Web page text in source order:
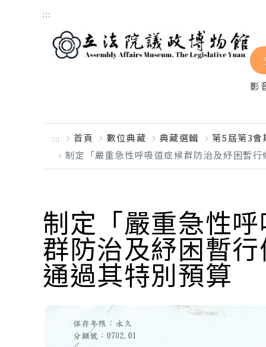
跳到主要內容區塊
:::
影
::: 首頁 數位典藏 典藏選輯
第5屆第3
制定「嚴重急性呼吸道症候群防治及紓困暫
制定「嚴重急性
群防治及紓困暫
通過其特別預算